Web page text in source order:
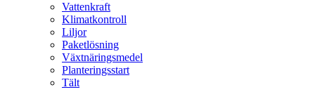
Vattenkraft
Klimatkontroll
Liljor
Paketlösning
Växtnäringsmedel
Planteringsstart
Tält